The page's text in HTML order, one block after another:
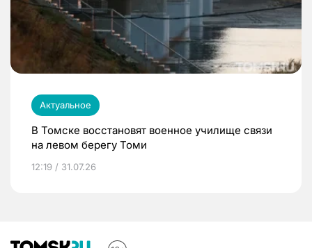
Актуальное
В Томске восстановят военное училище связи
на левом берегу Томи
12:19 / 31.07.26